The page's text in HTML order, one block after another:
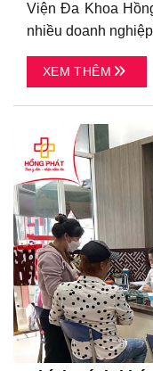
Viện Đa Khoa
nhiều doanh
XEM THÊM